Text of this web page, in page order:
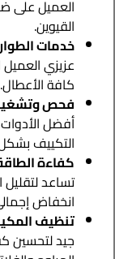
العميل على
القيوين.
خدمات
عزيزي
كافة الأعطال.
فحص
أفضل
التكييف
كفاءة
تساعد لتقليل
انخفاض
تنظيف
جيد لتحسين